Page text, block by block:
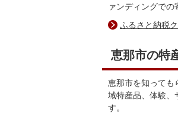
ァンディングでの
ふるさと納税
恵那市の特
恵那市を知っても
域特産品、体験、
す。